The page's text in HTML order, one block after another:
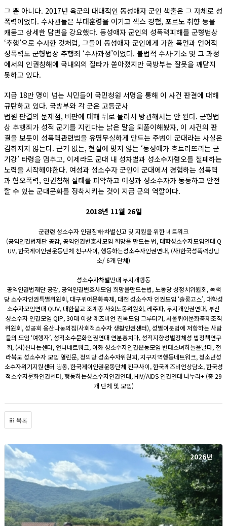
그 뿐 아니다. 2017년 육군의 대대적인 동성애자 군인 색출은 그 자체로 성
폭력이었다. 수사관들은 부대훈령을 어기고 섹스 경험, 포르노 취향 등을
캐묻고 상세한 답변을 강요했다. 동성애자 군인의 성폭력피해를 군형법상
‘추행’으로 수사한 것처럼, 그들이 동성애자 군인에게 가한 폭언과 언어적
성폭력도 군형법상 추행죄 ‘수사과정’이었다. 불법적 수사·기소 및 그 과정
에서의 인권침해에 국내외의 질타가 쏟아졌지만 국방부는 잘못을 깨닫지
못하고 있다.
지금 18만 명이 넘는 시민들이 국민청원 서명을 통해 이 사건 판결에 대해
규탄하고 있다. 국방부와 각 군은 고등군사
법원 판결의 문제점, 비판에 대해 뒤로 물러서 방관해서는 안 된다. 군형법
상 추행죄가 성적 군기를 지킨다는 낡은 말을 되풀이해봤자, 이 사건의 판
결을 보듯이 성폭력관련법을 유명무실하게 만드는 주범이 군대라는 사실은
감춰지지 않는다. 근거 없는, 현실에 맞지 않는 ‘동성애가 흐트러뜨리는 군
기강’ 타령을 멈추고, 이제라도 군대 내 성차별과 성소수자혐오를 철폐하는
노력을 시작해야한다. 여성과 성소수자 군인이 군대에서 경험하는 성폭력
과 혐오폭력, 인권침해 실태를 파악하고 여성과 성소수자가 동등하고 안전
할 수 있는 군대문화를 정착시키는 것이 지금 군의 역할이다.
2018년 11월 26일
군관련 성소수자 인권침해·차별신고 및 지원을 위한 네트워크
(공익인권법재단 공감, 공익인권변호사모임 희망을 만드는 법, 대학성소수자모임연대 Q
UV, 한국게이인권운동단체 친구사이, 행동하는성소수자인권연대, (사)한국성폭력상담
소/ 6개 단체)
성소수자차별반대 무지개행동
공익인권법재단 공감, 공익인권변호사모임 희망을만드는법, 노동당 성정치위원회, 녹색
당 소수자인권특별위원회, 대구퀴어문화축제, 대전 성소수자 인권모임 ‘솔롱고스’, 대학성
소수자모임연대 QUV, 대한불교 조계종 사회노동위원회, 레주파, 무지개인권연대, 부산
성소수자 인권모임 QIP, 30대 이상 레즈비언 친목모임 그루터기, 서울퀴어문화축제조직
위원회, 성공회 용산나눔의집(사회적소수자 생활인권센터), 성별이분법에 저항하는 사람
들의 모임 ‘여행자’, 성적소수문화인권연대 연분홍치마, 성적지향성별정체성 법정책연구
회, (사)신나는센터, 언니네트워크, 이화 성소수자인권운동모임 변태소녀하늘을날다, 전
라북도 성소수자 모임 열린문, 정의당 성소수자위원회, 지구지역행동네트워크, 청소년성
소수자위기지원센터 띵동, 한국게이인권운동단체 친구사이, 한국레즈비언상담소, 한국성
적소수자문화인권센터, 행동하는성소수자인권연대, HIV/AIDS 인권연대 나누리+ (총 29
개 단체 및 모임)
목록
2026년